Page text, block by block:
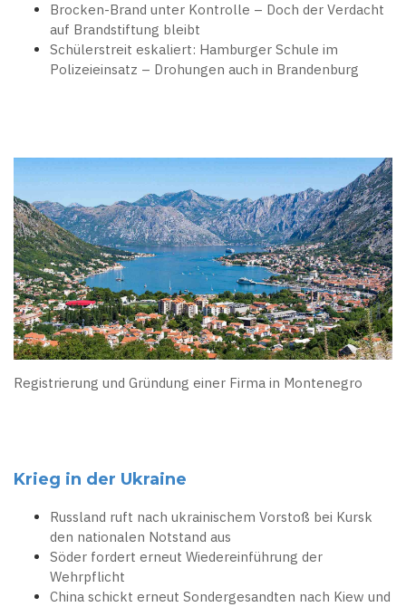
Brocken-Brand unter Kontrolle – Doch der Verdacht
auf Brandstiftung bleibt
Schülerstreit eskaliert: Hamburger Schule im
Polizeieinsatz – Drohungen auch in Brandenburg
Registrierung und Gründung einer Firma in Montenegro
Krieg in der Ukraine
Russland ruft nach ukrainischem Vorstoß bei Kursk
den nationalen Notstand aus
Söder fordert erneut Wiedereinführung der
Wehrpflicht
China schickt erneut Sondergesandten nach Kiew und